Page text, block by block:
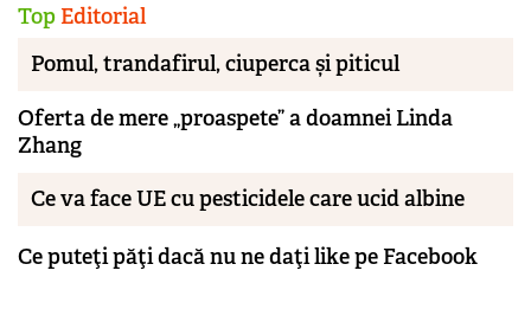
Top Editorial
Pomul, trandafirul, ciuperca și piticul
Oferta de mere „proaspete” a doamnei Linda
Zhang
Ce va face UE cu pesticidele care ucid albine
Ce puteţi păţi dacă nu ne daţi like pe Facebook